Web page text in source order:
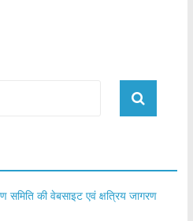
समिति की वेबसाइट एवं क्षत्रिय जागरण